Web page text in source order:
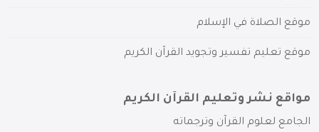
موقع الصلاة في الإسلام
موقع تعليم تفسير وتجويد القرآن الكريم
مواقع نشر وتعليم القرآن الكريم
الجامع لعلوم القرآن وترجماته